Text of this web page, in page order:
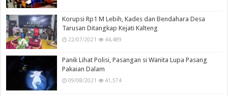
Korupsi Rp1 M Lebih, Kades dan Bendahara Desa
Tarusan Ditangkap Kejati Kalteng
22/07/2021 44,489
Panik Lihat Polisi, Pasangan si Wanita Lupa Pasang
Pakaian Dalam
09/08/2021 41,574